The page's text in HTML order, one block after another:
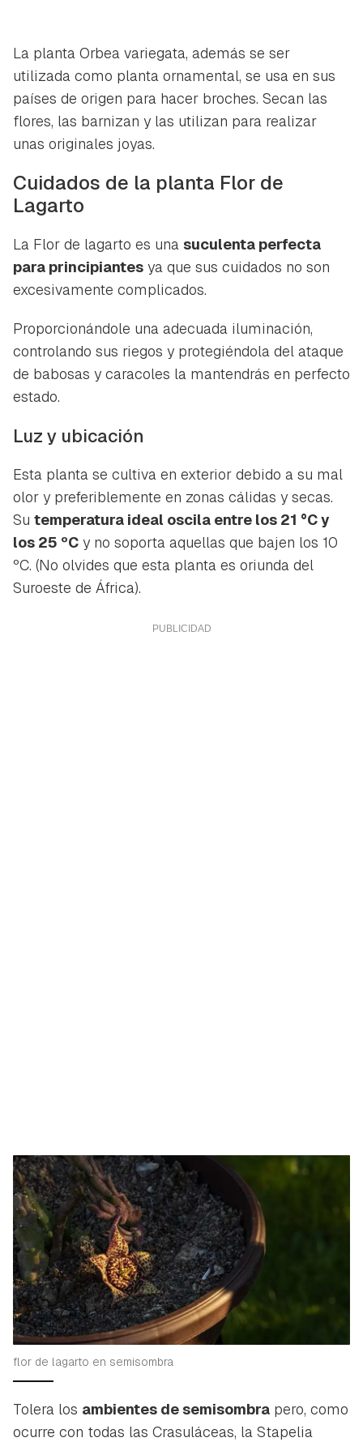
INICIAR SESIÓN
La planta Orbea variegata, además se ser
utilizada como planta ornamental, se usa en sus
países de origen para hacer broches. Secan las
flores, las barnizan y las utilizan para realizar
unas originales joyas.
Cuidados de la planta Flor de
Lagarto
La Flor de lagarto es una suculenta perfecta
para principiantes ya que sus cuidados no son
excesivamente complicados.
Proporcionándole una adecuada iluminación,
controlando sus riegos y protegiéndola del ataque
de babosas y caracoles la mantendrás en perfecto
estado.
Luz y ubicación
Esta planta se cultiva en exterior debido a su mal
olor y preferiblemente en zonas cálidas y secas.
Su temperatura ideal oscila entre los 21 °C y
los 25 ºC y no soporta aquellas que bajen los 10
ºC. (No olvides que esta planta es oriunda del
Suroeste de África).
flor de lagarto en semisombra
Tolera los ambientes de semisombra pero, como
ocurre con todas las Crasuláceas, la Stapelia